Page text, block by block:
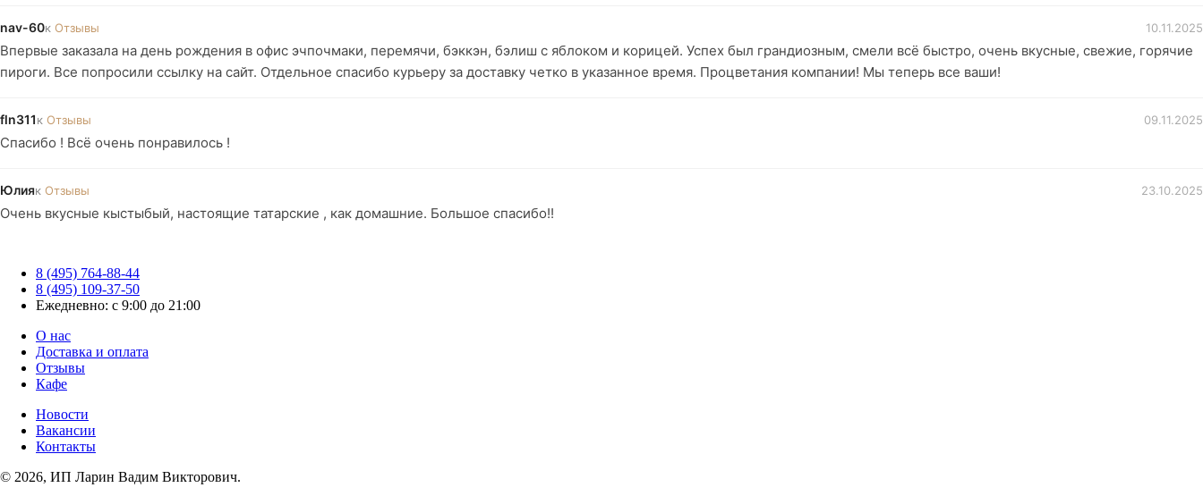
nav-60к Отзывы 10.11.2025
Впервые заказала на день рождения в офис эчпочмаки, перемячи, бэккэн, бэлиш с яблоком и корицей. Успех был грандиозным, смели всё быстро, очень вкусные, свежие, горячие
пироги. Все попросили ссылку на сайт. Отдельное спасибо курьеру за доставку четко в указанное время. Процветания компании! Мы теперь все ваши!
fln311к Отзывы 09.11.2025
Спасибо ! Всё очень понравилось !
Юлияк Отзывы 23.10.2025
Очень вкусные кыстыбый, настоящие татарские , как домашние. Большое спасибо!!
8 (495) 764-88-44
8 (495) 109-37-50
Ежедневно: с 9:00 до 21:00
О нас
Доставка и оплата
Отзывы
Кафе
Новости
Вакансии
Контакты
© 2026, ИП Ларин Вадим Викторович.